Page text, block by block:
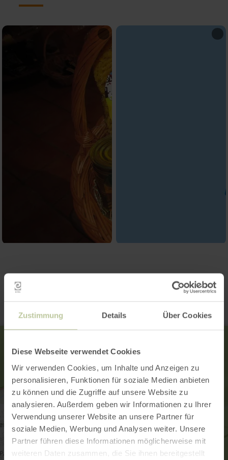
Zustimmung Details Über Cookies
Diese Webseite verwendet Cookies
Wir verwenden Cookies, um Inhalte und Anzeigen zu
personalisieren, Funktionen für soziale Medien anbieten
zu können und die Zugriffe auf unsere Website zu
analysieren. Außerdem geben wir Informationen zu Ihrer
Verwendung unserer Website an unsere Partner für
soziale Medien, Werbung und Analysen weiter. Unsere
Partner führen diese Informationen möglicherweise mit
weiteren Daten zusammen, die Sie ihnen bereitgestellt
Contact